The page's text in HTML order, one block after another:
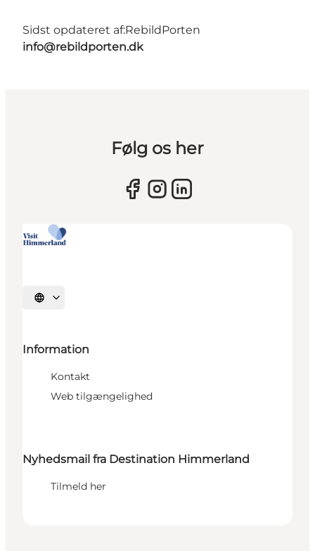
Sidst opdateret af:RebildPorten
info@rebildporten.dk
Følg os her
Vælg sprog
Information
Kontakt
Web tilgængelighed
Nyhedsmail fra Destination Himmerland
Tilmeld her